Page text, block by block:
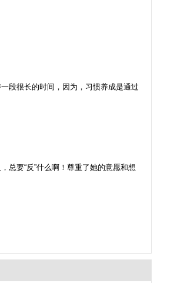
段很长的时间，因为，习惯养成是通过
要“反”什么啊！尊重了她的意愿和想